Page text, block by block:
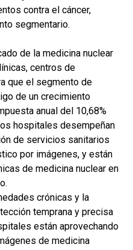
contra el cáncer,
segmentario.
de la medicina nuclear
centros de
que el segmento de
de un crecimiento
anual del 10,68%
hospitales desempeñan
de servicios sanitarios
por imágenes, y están
de medicina nuclear en
crónicas y la
temprana y precisa
están aprovechando
de medicina